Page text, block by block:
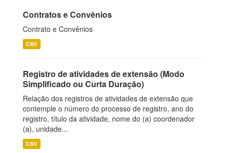
Contratos e Convênios
Contrato e Convênios
CSV
Registro de atividades de extensão (Modo
Simplificado ou Curta Duração)
Relação dos registros de atividades de extensão que
contemple o número do processo de registro, ano do
registro, título da atividade, nome do (a) coordenador
(a), unidade...
CSV